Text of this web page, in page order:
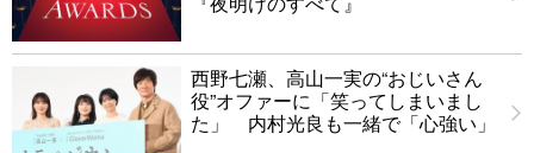
西野七瀬、高山一実の“おじいさん
役”オファーに「笑ってしまいまし
た」 内村光良も一緒で「心強い」